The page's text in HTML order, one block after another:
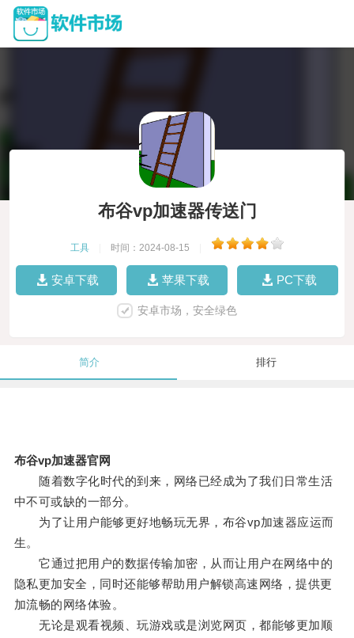
布谷vp加速器传送门
工具 时间：2024-08-15
安卓下载 苹果下载 PC下载
安卓市场，安全绿色
简介 排行
布谷vp加速器官网
随着数字化时代的到来，网络已经成为了我们日常生活
中不可或缺的一部分。
为了让用户能够更好地畅玩无界，布谷vp加速器应运而
生。
它通过把用户的数据传输加密，从而让用户在网络中的
隐私更加安全，同时还能够帮助用户解锁高速网络，提供更
加流畅的网络体验。
无论是观看视频、玩游戏或是浏览网页，都能够更加顺